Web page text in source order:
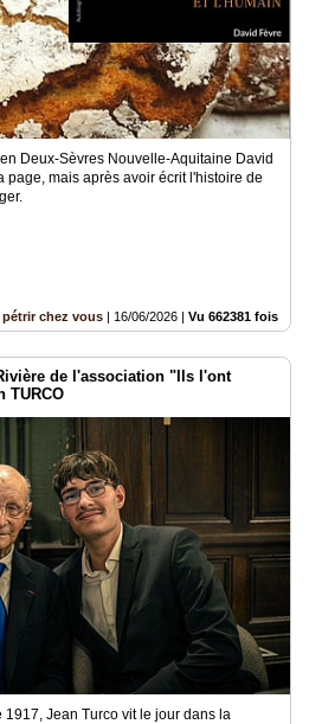
Deux-Sèvres Nouvelle-Aquitaine David
page, mais après avoir écrit l'histoire de
chez vous | 16/06/2026 | Vu 662381 fois
de l'association "Ils l'ont
TURCO
1917, Jean Turco vit le jour dans la